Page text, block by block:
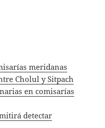
meridanas
Cholul y Sitpach
en comisarías
detectar